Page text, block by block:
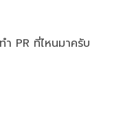
PR ที่ไหนมาครับ